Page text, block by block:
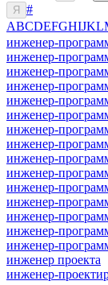
Я
#
ABCDEFGHIJKL
инженер-
инженер-
инженер-
инженер-
инженер-
инженер-
инженер-
инженер-
инженер-
инженер-
инженер-
инженер-
инженер-
инженер-
инженер-
инженер проекта
инженер-